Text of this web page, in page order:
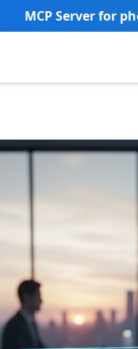
New Referral